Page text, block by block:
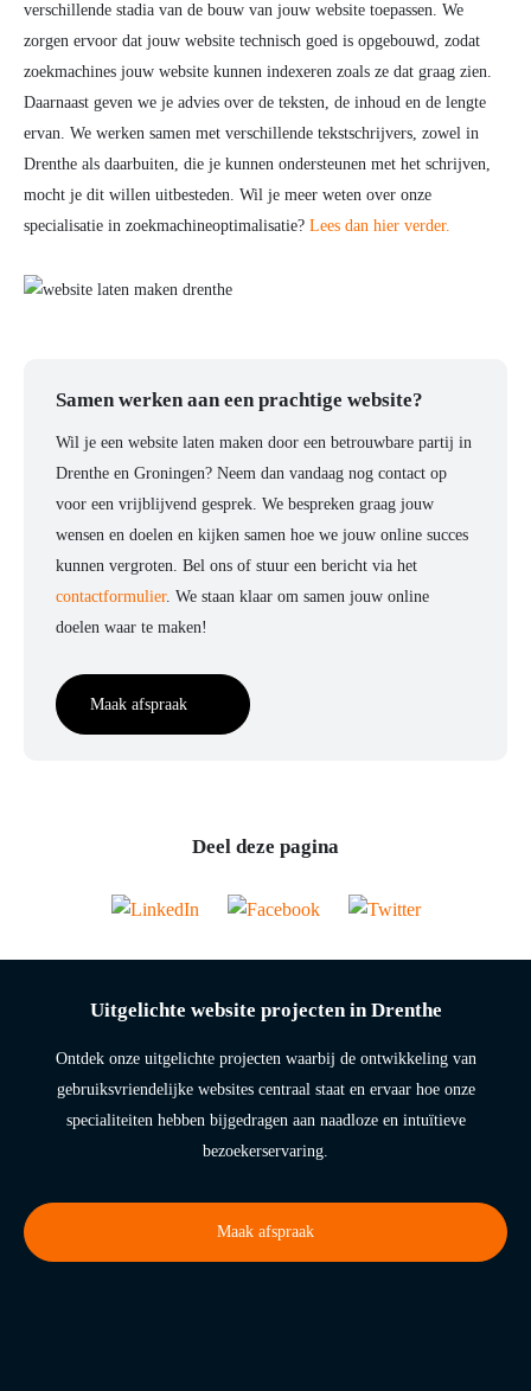
verschillende stadia van de bouw van jouw website toepassen. We
zorgen ervoor dat jouw website technisch goed is opgebouwd, zodat
zoekmachines jouw website kunnen indexeren zoals ze dat graag zien.
Daarnaast geven we je advies over de teksten, de inhoud en de lengte
ervan. We werken samen met verschillende tekstschrijvers, zowel in
Drenthe als daarbuiten, die je kunnen ondersteunen met het schrijven,
mocht je dit willen uitbesteden. Wil je meer weten over onze
specialisatie in zoekmachineoptimalisatie? Lees dan hier verder.
Samen werken aan een prachtige website?
Wil je een website laten maken door een betrouwbare partij in
Drenthe en Groningen? Neem dan vandaag nog contact op
voor een vrijblijvend gesprek. We bespreken graag jouw
wensen en doelen en kijken samen hoe we jouw online succes
kunnen vergroten. Bel ons of stuur een bericht via het
contactformulier. We staan klaar om samen jouw online
doelen waar te maken!
Maak afspraak
Deel deze pagina
Uitgelichte website projecten in Drenthe
Ontdek onze uitgelichte projecten waarbij de ontwikkeling van
gebruiksvriendelijke websites centraal staat en ervaar hoe onze
specialiteiten hebben bijgedragen aan naadloze en intuïtieve
bezoekerservaring.
Maak afspraak